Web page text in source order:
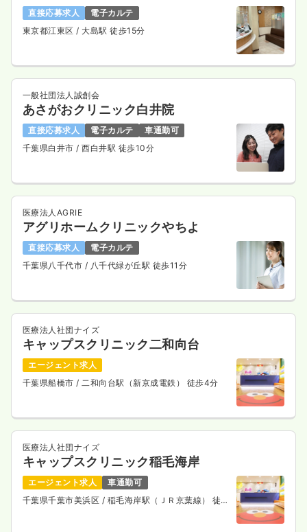
直接応募求人
電子カルテ
東京都江東区/ 大島駅 徒歩15分
一般社団法人誠創会
あさがおクリニック白井院
直接応募求人 電子カルテ
車通勤可
千葉県白井市/ 西白井駅 徒歩10分
医療法人AGRIE
アグリホームクリニックやちよ
直接応募求人
電子カルテ
千葉県八千代市 / 八千代緑が丘駅 徒歩11分
医療法人社団ナイズ
キャップスクリニック二和向台
エージェント求人
千葉県船橋市/ 二和向台駅（新京成電鉄） 徒歩4分
医療法人社団ナイズ
キャップスクリニック稲毛海岸
エージェント求人
車通勤可
千葉県千葉市美浜区 / 稲毛海岸駅（ＪＲ京葉線） 徒歩